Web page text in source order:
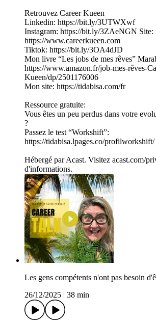
Retrouvez Career Kueen
Linkedin: https://bit.ly/3UTWXwf
Instagram: https://bit.ly/3ZAeNGN Site:
https://www.careerkueen.com
Tiktok: https://bit.ly/3OA4dJD
Mon livre “Les jobs de mes rêves”
https://www.amazon.fr/job-mes-rêves-
Kueen/dp/2501176006
Mon site: https://tidabisa.com/fr
Ressource gratuite:
Vous êtes un peu perdus dans votre
?
Passez le test “Workshift”:
https://tidabisa.lpages.co/profilworkshift/
Hébergé par Acast. Visitez acast.com/
d'informations.
Les gens compétents n'ont pas besoin
26/12/2025
38 min